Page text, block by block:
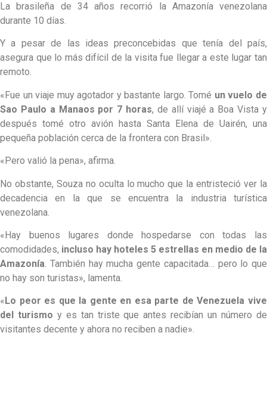
La brasileña de 34 años recorrió la Amazonía venezolana
durante 10 días.
Y a pesar de las ideas preconcebidas que tenía del país,
asegura que lo más difícil de la visita fue llegar a este lugar tan
remoto.
«Fue un viaje muy agotador y bastante largo. Tomé un vuelo de
Sao Paulo a Manaos por 7 horas, de allí viajé a Boa Vista y
después tomé otro avión hasta Santa Elena de Uairén, una
pequeña población cerca de la frontera con Brasil».
«Pero valió la pena», afirma.
No obstante, Souza no oculta lo mucho que la entristeció ver la
decadencia en la que se encuentra la industria turística
venezolana.
«Hay buenos lugares donde hospedarse con todas las
comodidades, incluso hay hoteles 5 estrellas en medio de la
Amazonía. También hay mucha gente capacitada… pero lo que
no hay son turistas», lamenta.
« Lo peor es que la gente en esa parte de Venezuela vive
del turismo y es tan triste que antes recibían un número de
visitantes decente y ahora no reciben a nadie».